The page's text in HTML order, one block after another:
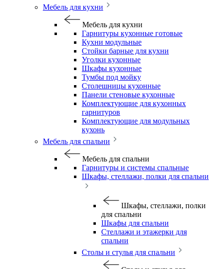
Мебель для кухни
Мебель для кухни
Гарнитуры кухонные готовые
Кухни модульные
Стойки барные для кухни
Уголки кухонные
Шкафы кухонные
Тумбы под мойку
Столешницы кухонные
Панели стеновые кухонные
Комплектующие для кухонных
гарнитуров
Комплектующие для модульных
кухонь
Мебель для спальни
Мебель для спальни
Гарнитуры и системы спальные
Шкафы, стеллажи, полки для спальни
Шкафы, стеллажи, полки
для спальни
Шкафы для спальни
Стеллажи и этажерки для
спальни
Столы и стулья для спальни